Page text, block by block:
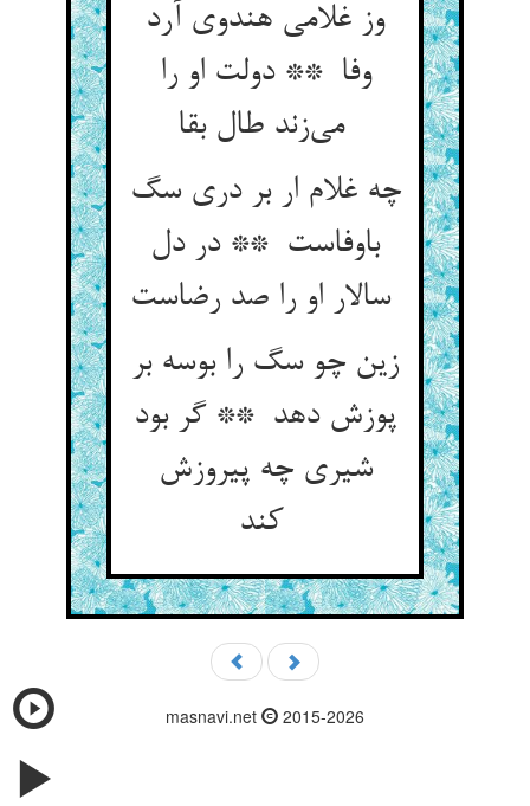
وز غلامی هندوی آرد
وفا ** دولت او را
می‌زند طال بقا
چه غلام ار بر دری سگ
باوفاست ** در دل
سالار او را صد رضاست
زین چو سگ را بوسه بر
پوزش دهد ** گر بود
شیری چه پیروزش
کند
masnavi.net 2015-2026